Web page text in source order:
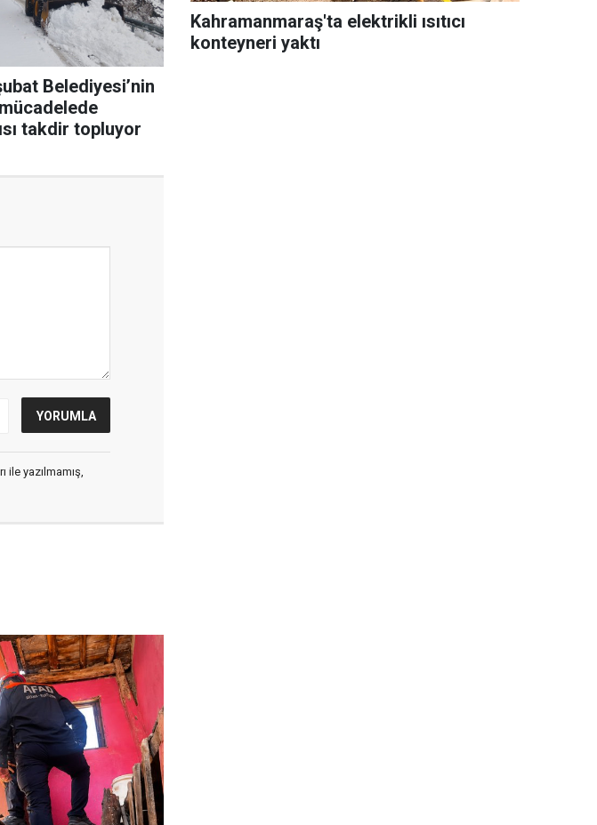
Belediyesi’nin
takdir topluyor
yazılmamış,
Kahramanmaraş'ta elektrikli ısıtıcı
konteyneri yaktı